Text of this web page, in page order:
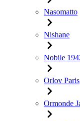
Nasomatto
Nishane
Nobile
Orlov Paris
Ormonde